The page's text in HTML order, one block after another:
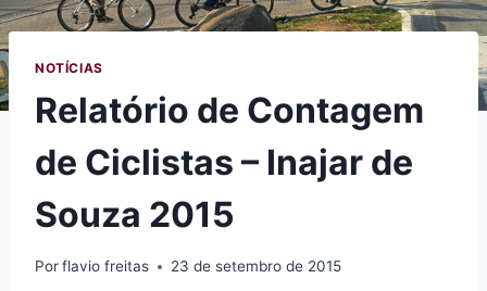
NOTÍCIAS
Relatório de Contagem
de Ciclistas – Inajar de
Souza 2015
Porflavio freitas 23 de setembro de 2015